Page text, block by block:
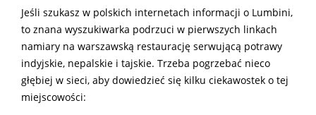
Jeśli szukasz w polskich internetach informacji o Lumbini,
to znana wyszukiwarka podrzuci w pierwszych linkach
namiary na warszawską restaurację serwującą potrawy
indyjskie, nepalskie i tajskie. Trzeba pogrzebać nieco
głębiej w sieci, aby dowiedzieć się kilku ciekawostek o tej
miejscowości: